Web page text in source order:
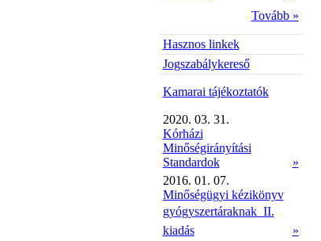
Tovább »
Hasznos linkek
Jogszabálykereső
Kamarai tájékoztatók
2020. 03. 31.
Kórházi
Minőségirányítási
Standardok
»
2016. 01. 07.
Minőségügyi kézikönyv
gyógyszertáraknak  II.
kiadás
»